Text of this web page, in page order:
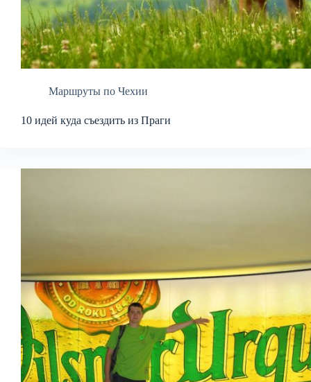
Маршруты по Чехии
10 идей куда съездить из Праги